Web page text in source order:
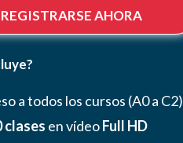
REGISTRARSE AHORA
a todos los cursos (A0 a C2)
clases en vídeoFull HD